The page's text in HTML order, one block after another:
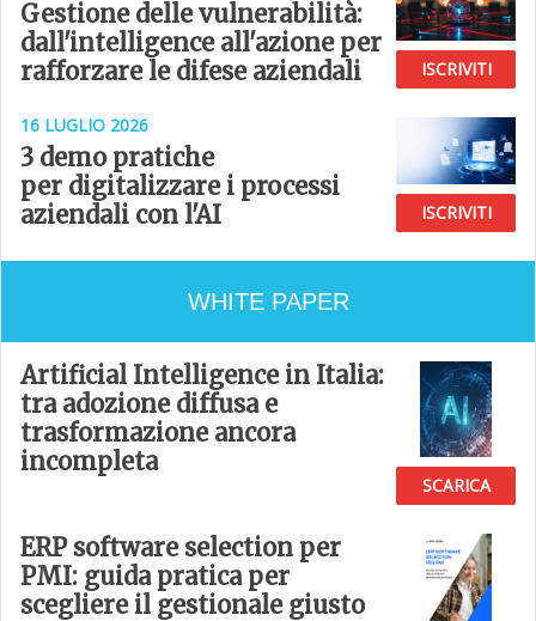
Gestione delle vulnerabilità:
dall'intelligence all'azione per
rafforzare le difese aziendali
ISCRIVITI
16 LUGLIO 2026
3 demo pratiche
per digitalizzare i processi
aziendali con l'AI
ISCRIVITI
WHITE PAPER
Artificial Intelligence in Italia:
tra adozione diffusa e
trasformazione ancora
incompleta
SCARICA
ERP software selection per
PMI: guida pratica per
scegliere il gestionale giusto